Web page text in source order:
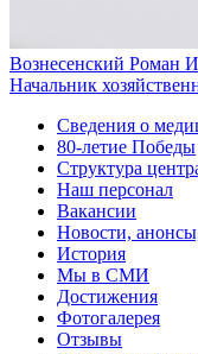
Вознесенский Роман
Начальник
Сведения о
80-летие Победы
Структура
Наш персонал
Вакансии
Новости,
История
Мы в СМИ
Достижения
Фотогалерея
Отзывы